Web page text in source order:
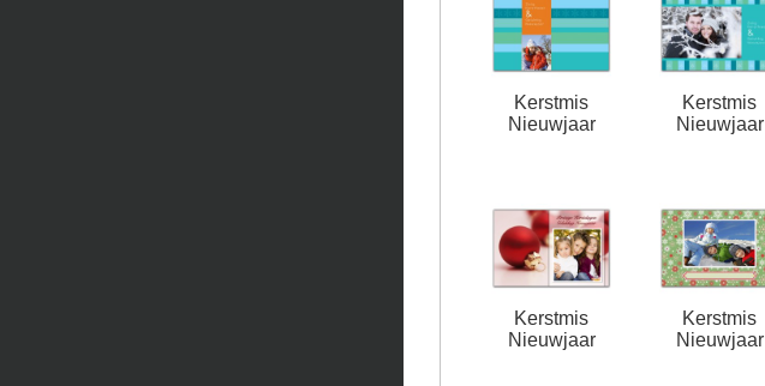
Kerstmis
Nieuwjaar
Kerstmis
Nieuwjaar
Kerstmis
Nieuwjaar
Kerstmis
Nieuwjaar